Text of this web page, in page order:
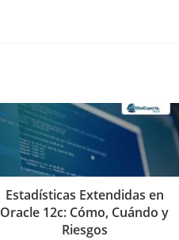
Estadísticas Extendidas en
Oracle 12c: Cómo, Cuándo y
Riesgos